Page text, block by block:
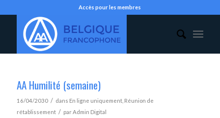
Accès pour les membres
AA Humilité (semaine)
16/04/2030 / dans En ligne uniquement, Réunion de
rétablissement / parAdmin Digital